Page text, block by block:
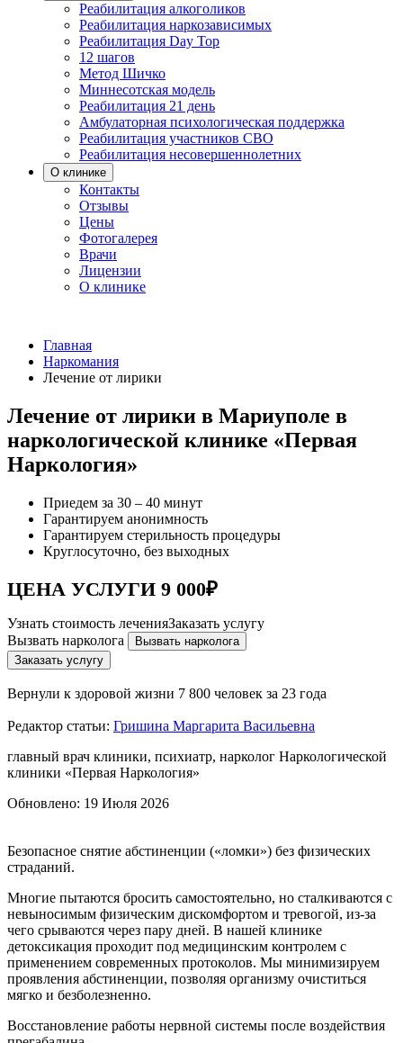
Реабилитация алкоголиков
Реабилитация наркозависимых
Реабилитация Day Top
12 шагов
Метод Шичко
Миннесотская модель
Реабилитация 21 день
Амбулаторная психологическая поддержка
Реабилитация участников СВО
Реабилитация несовершеннолетних
О клинике
Контакты
Отзывы
Цены
Фотогалерея
Врачи
Лицензии
О клинике
Главная
Наркомания
Лечение от лирики
Лечение от лирики в Мариуполе в
наркологической клинике «Первая
Наркология»
Приедем за 30 – 40 минут
Гарантируем анонимность
Гарантируем стерильность процедуры
Круглосуточно, без выходных
ЦЕНА УСЛУГИ 9 000₽
Узнать стоимость леченияЗаказать услугу
Вызвать нарколога
Вызвать нарколога
Заказать услугу
Вернули к здоровой жизни 7 800 человек за 23 года
Редактор статьи: Гришина Маргарита Васильевна
главный врач клиники, психиатр, нарколог Наркологической
клиники «Первая Наркология»
Обновлено: 19 Июля 2026
Безопасное снятие абстиненции («ломки») без физических
страданий.
Многие пытаются бросить самостоятельно, но сталкиваются с
невыносимым физическим дискомфортом и тревогой, из-за
чего срываются через пару дней. В нашей клинике
детоксикация проходит под медицинским контролем с
применением современных протоколов. Мы минимизируем
проявления абстиненции, позволяя организму очиститься
мягко и безболезненно.
Восстановление работы нервной системы после воздействия